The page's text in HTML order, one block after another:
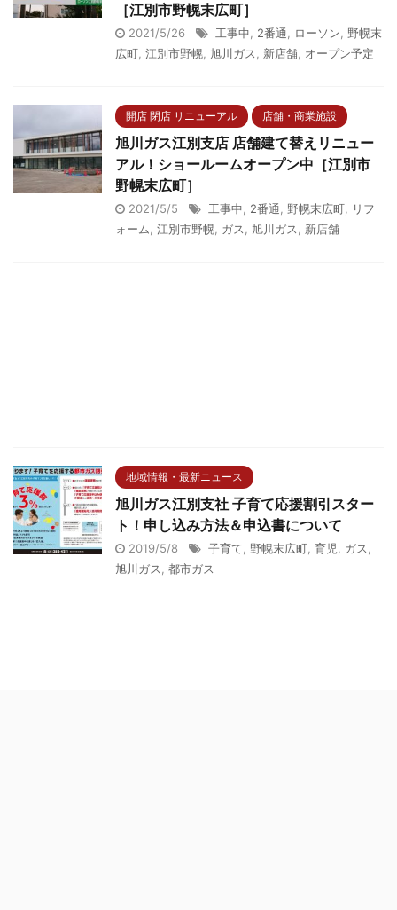
［江別市野幌末広町］
2021/5/26 工事中, 2番通, ローソン, 野幌末
広町, 江別市野幌, 旭川ガス, 新店舗, オープン予定
開店 閉店 リニューアル 店舗・商業施設
旭川ガス江別支店 店舗建て替えリニュー
アル！ショールームオープン中［江別市
野幌末広町］
2021/5/5 工事中, 2番通, 野幌末広町, リフ
ォーム, 江別市野幌, ガス, 旭川ガス, 新店舗
地域情報・最新ニュース
旭川ガス江別支社 子育て応援割引スター
ト！申し込み方法＆申込書について
2019/5/8 子育て, 野幌末広町, 育児, ガス,
旭川ガス, 都市ガス